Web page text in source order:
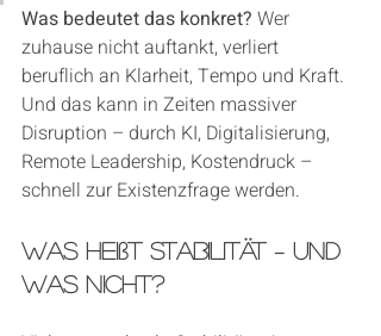
Was bedeutet das konkret? Wer
zuhause nicht auftankt, verliert
beruflich an Klarheit, Tempo und Kraft.
Und das kann in Zeiten massiver
Disruption – durch KI, Digitalisierung,
Remote Leadership, Kostendruck –
schnell zur Existenzfrage werden.
Was heißt Stabilität – und
was nicht?